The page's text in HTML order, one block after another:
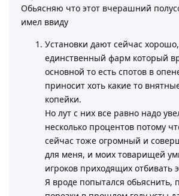
Обьясняю что этот вчерашний
имел ввиду
Установки дают сейчас
единственный фарм который
основной то есть спотов в
приносит хоть какие то
копейки.
Но лут с них все равно надо
несколько процентов потому
сейчас тоже огромный и
для меня, и моих товарищей
игроков приходящих отбивать
Я вроде попытался обьяснить,